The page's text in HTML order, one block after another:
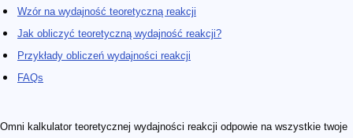
Wzór na wydajność teoretyczną reakcji
Jak obliczyć teoretyczną wydajność reakcji?
Przykłady obliczeń wydajności reakcji
FAQs
Omni kalkulator teoretycznej wydajności reakcji odpowie na wszystkie twoje